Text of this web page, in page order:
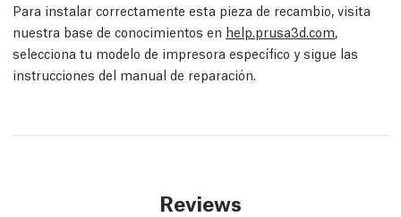
Para instalar correctamente esta pieza de recambio, visita
nuestra base de conocimientos en help.prusa3d.com,
selecciona tu modelo de impresora específico y sigue las
instrucciones del manual de reparación.
Reviews